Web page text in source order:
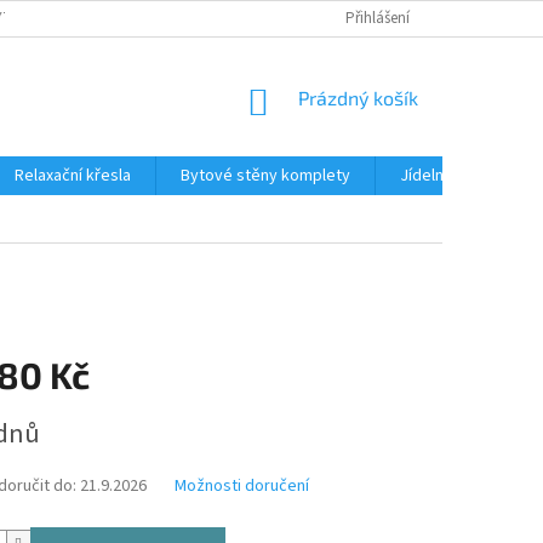
NA SPLÁTKY PODMÍNKY OCHRANY
Přihlášení
NÁKUPNÍ
Prázdný košík
Relaxační křesla Bytové stěny komplety Jídelní sety
Kč
do: 21.9.2026 Možnosti doručení